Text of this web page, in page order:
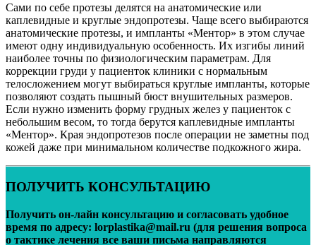
Сами по себе протезы делятся на анатомические или
каплевидные и круглые эндопротезы. Чаще всего выбираются
анатомические протезы, и импланты «Ментор» в этом случае
имеют одну индивидуальную особенность. Их изгибы линий
наиболее точны по физиологическим параметрам. Для
коррекции груди у пациенток клиники с нормальным
телосложением могут выбираться круглые импланты, которые
позволяют создать пышный бюст внушительных размеров.
Если нужно изменить форму грудных желез у пациенток с
небольшим весом, то тогда берутся каплевидные импланты
«Ментор». Края эндопротезов после операции не заметны под
кожей даже при минимальном количестве подкожного жира.
ПОЛУЧИТЬ КОНСУЛЬТАЦИЮ
Получить он-лайн консультацию и согласовать удобное
время по адресу: lorplastika@mail.ru (для решения вопроса
о тактике лечения все ваши письма направляются